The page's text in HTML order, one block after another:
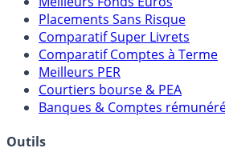
Meilleures Assurances-Vie
Meilleurs Fonds Euros
Placements Sans Risque
Comparatif Super Livrets
Comparatif Comptes à Terme
Meilleurs PER
Courtiers bourse & PEA
Banques & Comptes rémunérés